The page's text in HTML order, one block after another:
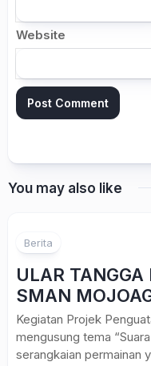
Website
You may also like
Berita
ULAR
SMAN
Kegiatan Projek
mengusung tema
serangkaian permainan